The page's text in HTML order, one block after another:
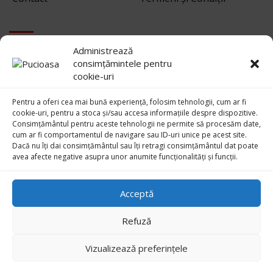
Administrează
consimțămintele pentru
cookie-uri
Pentru a oferi cea mai bună experiență, folosim tehnologii, cum ar fi
cookie-uri, pentru a stoca și/sau accesa informațiile despre dispozitive.
Consimțământul pentru aceste tehnologii ne permite să procesăm date,
cum ar fi comportamentul de navigare sau ID-uri unice pe acest site.
Dacă nu îți dai consimțământul sau îți retragi consimțământul dat poate
avea afecte negative asupra unor anumite funcționalități și funcții.
Acceptă
Refuză
Vizualizează preferințele
EXTRA
Termeni si conditii
Confidentialitate
Politică cookie-uri (UE
Copyright © 2026 Centrul European Pucioasa al Orașului Pucioasa.
Developed by